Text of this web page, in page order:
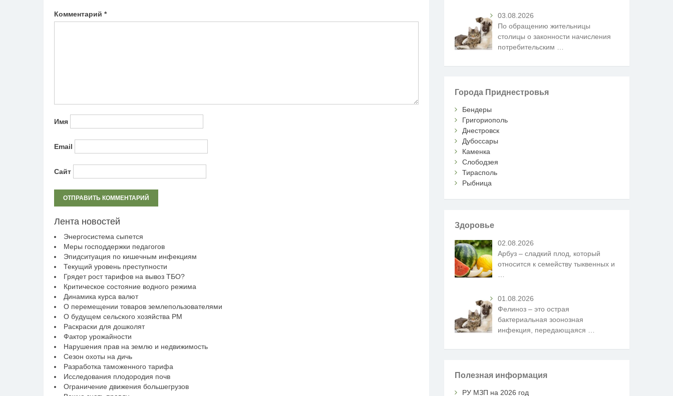
Комментарий *
Имя
Email
Сайт
Лента новостей
Энергосистема сыпется
Меры господдержки педагогов
Эпидситуация по кишечным инфекциям
Текущий уровень преступности
Грядет рост тарифов на вывоз ТБО?
Критическое состояние водного режима
Динамика курса валют
О перемещении товаров землепользователями
О будущем сельского хозяйства РМ
Раскраски для дошколят
Фактор урожайности
Нарушения прав на землю и недвижимость
Сезон охоты на дичь
Разработка таможенного тарифа
Исследования плодородия почв
Ограничение движения большегрузов
03.08.2026
По обращению жительницы
столицы о законности начисления
потребительским
Города Приднестровья
Бендеры
Григориополь
Днестровск
Дубоссары
Каменка
Слободзея
Тирасполь
Рыбница
Здоровье
02.08.2026
Арбуз – сладкий плод, который
относится к семейству тыквенных и
01.08.2026
Фелиноз – это острая
бактериальная зоонозная
инфекция, передающаяся
Полезная информация
РУ МЗП на 2026 год